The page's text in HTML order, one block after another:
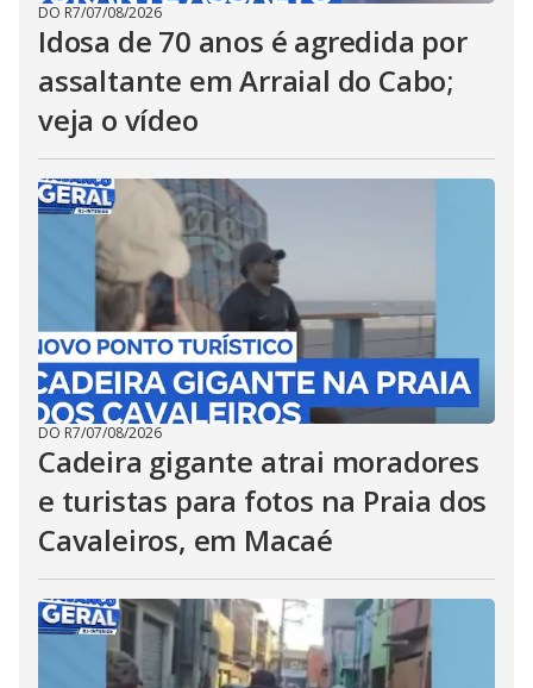
DO R7/07/08/2026
Idosa de 70 anos é agredida por
assaltante em Arraial do Cabo;
veja o vídeo
DO R7/07/08/2026
Cadeira gigante atrai moradores
e turistas para fotos na Praia dos
Cavaleiros, em Macaé